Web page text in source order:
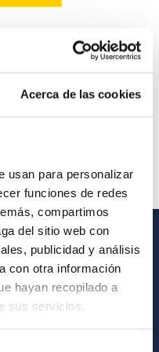
Acerca de las cookies
usan para personalizar
funciones de redes
compartimos
del sitio web con
publicidad y análisis
con otra información
hayan recopilado a
sus servicios.